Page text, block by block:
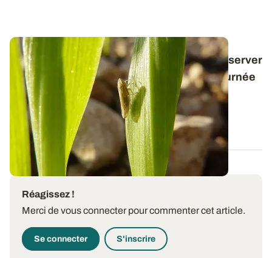
Ravageurs d'automne - Cicadelles : les observer
pendant la période la plus chaude de la journée
Les cicadelles de l’espècePsammotettix
alienus transmettent les virus de la maladie des...
14 NOV. 2025
Réagissez !
Merci de vous connecter pour commenter cet article.
Se connecter S'inscrire